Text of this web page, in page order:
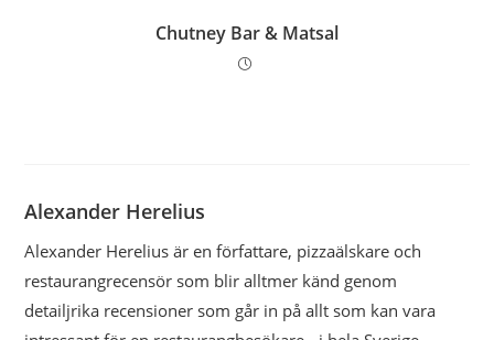
Chutney Bar & Matsal
Alexander Herelius
Alexander Herelius är en författare, pizzaälskare och
restaurangrecensör som blir alltmer känd genom
detailjrika recensioner som går in på allt som kan vara